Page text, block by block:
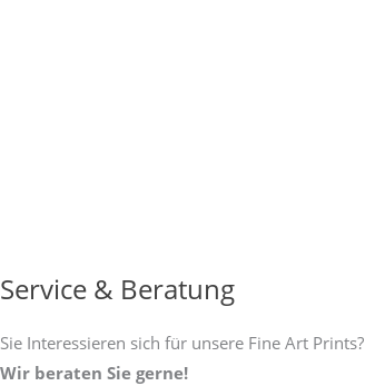
Service & Beratung
Sie Interessieren sich für unsere Fine Art Prints?
Wir beraten Sie gerne!